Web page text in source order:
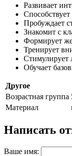
Развивает
Пробуждает
Знакомит с
Формирует
Тренирует
Обучает
Другое
Возрастная группа
Материал
Написать
Ваше имя: